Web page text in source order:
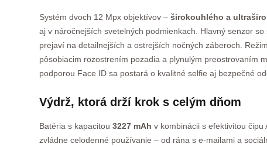
Systém dvoch 12 Mpx objektívov –širokouhlého a
aj v náročnejších svetelných podmienkach. Hlavný senzor
prejaví na detailnejších a ostrejších nočných záberoch. Režim
pôsobiacim rozostrením pozadia a plynulým preostrovaním
podporou Face ID sa postará o kvalitné selfie aj bezpečné
Výdrž, ktorá drží krok s celým dňom
Batéria s kapacitou3227 mAh v kombinácii s efektivitou
zvládne celodenné používanie – od rána s e-mailami a